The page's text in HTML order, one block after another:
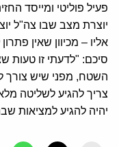
פעיל פוליטי ומייסד
יוצרת מצב שבו צה"ל
אליו – מכיוון שאין
סיכם: "לדעתי זו
השטח, מפני שיש צורך
צריך להגיע לשליטה
יהיה להגיע למציאות